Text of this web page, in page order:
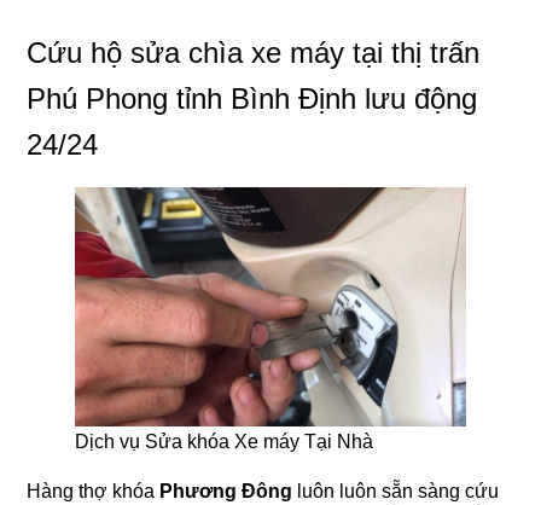
Cứu hộ sửa chìa xe máy tại thị trấn
Phú Phong tỉnh Bình Định lưu động
24/24
Dịch vụ Sửa khóa Xe máy Tại Nhà
Hàng thợ khóa Phương Đông luôn luôn sẵn sàng cứu